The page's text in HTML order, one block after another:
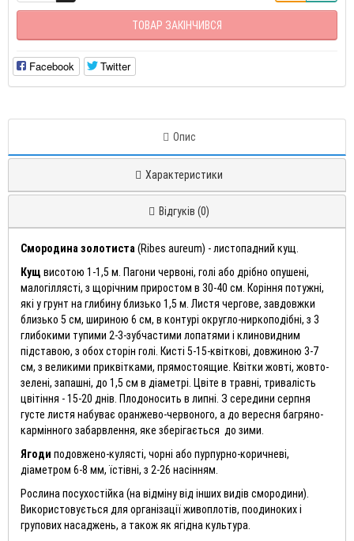
ТОВАР ЗАКІНЧИВСЯ
Facebook Twitter
Опис
Характеристики
Відгуків (0)
Смородина золотиста(Ribes aureum) - листопадний кущ.
Кущ висотою 1-1,5 м. Пагони червоні, голі або дрібно опушені,
малогіллясті, з щорічним приростом в 30-40 см. Коріння потужні,
які у грунт на глибину близько 1,5 м. Листя чергове, завдовжки
близько 5 см, шириною 6 см, в контурі округло-ниркоподібні, з 3
глибокими тупими 2-3-зубчастими лопатями і клиновидним
підставою, з обох сторін голі. Кисті 5-15-квіткові, довжиною 3-7
см, з великими приквітками, прямостоящие. Квітки жовті, жовто-
зелені, запашні, до 1,5 см в діаметрі. Цвіте в травні, тривалість
цвітіння - 15-20 днів. Плодоносить в липні. З середини серпня
густе листя набуває оранжево-червоного, а до вересня багряно-
кармінного забарвлення, яке зберігається до зими.
Ягоди подовжено-кулясті, чорні або пурпурно-коричневі,
діаметром 6-8 мм, їстівні, з 2-26 насінням.
Рослина посухостійка (на відміну від інших видів смородини).
Використовується для організації живоплотів, поодиноких і
групових насаджень, а також як ягідна культура.